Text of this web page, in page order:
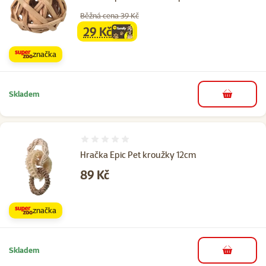
Běžná cena 39 Kč
familycena
29 Kč
značka
Skladem do košíku
Hračka Epic Pet kroužky 12cm
Cena
89 Kč
značka
Skladem do košíku